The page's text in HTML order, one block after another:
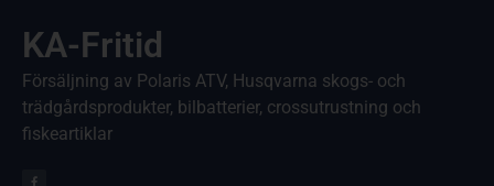
KA-Fritid
Försäljning av Polaris ATV, Husqvarna skogs- och
trädgårdsprodukter, bilbatterier, crossutrustning och
fiskeartiklar